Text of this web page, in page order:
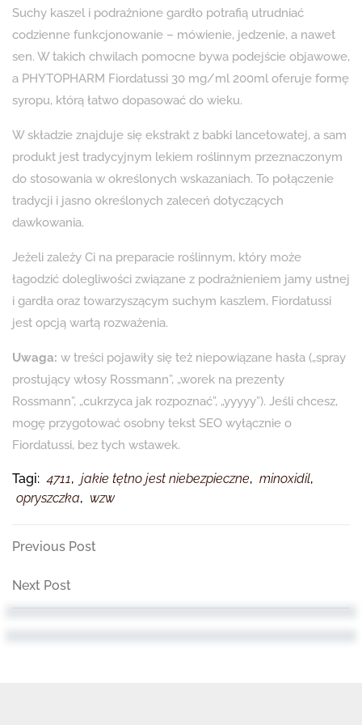
Suchy kaszel i podrażnione gardło potrafią utrudniać
codzienne funkcjonowanie – mówienie, jedzenie, a nawet
sen. W takich chwilach pomocne bywa podejście objawowe,
a PHYTOPHARM Fiordatussi 30 mg/ml 200ml oferuje formę
syropu, którą łatwo dopasować do wieku.
W składzie znajduje się ekstrakt z babki lancetowatej, a sam
produkt jest tradycyjnym lekiem roślinnym przeznaczonym
do stosowania w określonych wskazaniach. To połączenie
tradycji i jasno określonych zaleceń dotyczących
dawkowania.
Jeżeli zależy Ci na preparacie roślinnym, który może
łagodzić dolegliwości związane z podrażnieniem jamy ustnej
i gardła oraz towarzyszącym suchym kaszlem, Fiordatussi
jest opcją wartą rozważenia.
Uwaga: w treści pojawiły się też niepowiązane hasła („spray
prostujący włosy Rossmann”, „worek na prezenty
Rossmann”, „cukrzyca jak rozpoznać”, „yyyyy”). Jeśli chcesz,
mogę przygotować osobny tekst SEO wyłącznie o
Fiordatussi, bez tych wstawek.
Tagi: 4711, jakie tętno jest niebezpieczne, minoxidil,
opryszczka, wzw
Nawigacja
wpisu
Previous
Previous Post
Next
Post
Next Post